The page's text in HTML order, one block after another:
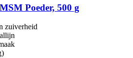
MSM Poeder, 500 g
zuiverheid